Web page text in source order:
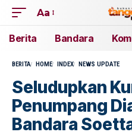
Aa
Berita Bandara
BERITA HOME INDEX NEWS UPDATE
Seludupkan
Penumpang
Bandara